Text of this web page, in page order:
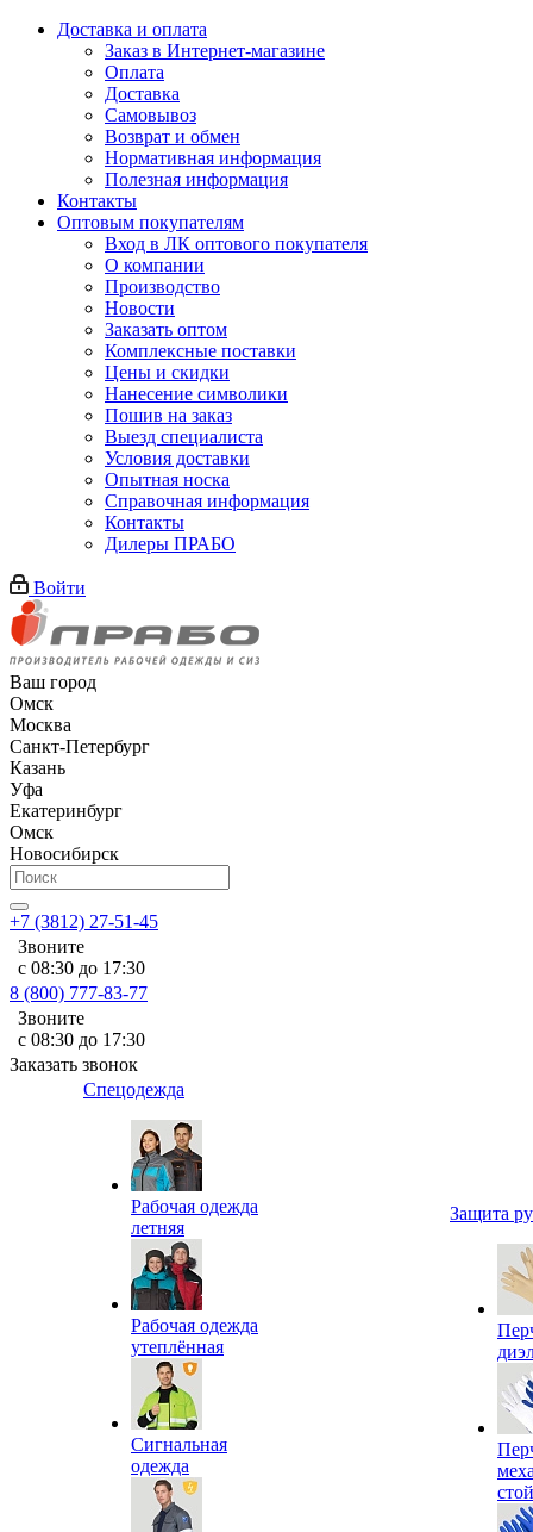
Доставка и оплата
Заказ в Интернет-магазине
Оплата
Доставка
Самовывоз
Возврат и обмен
Нормативная информация
Полезная информация
Контакты
Оптовым покупателям
Вход в ЛК оптового покупателя
О компании
Производство
Новости
Заказать оптом
Комплексные поставки
Цены и скидки
Нанесение символики
Пошив на заказ
Выезд специалиста
Условия доставки
Опытная носка
Справочная информация
Контакты
Дилеры ПРАБО
Войти
Ваш город
Омск
Москва
Санкт-Петербург
Казань
Уфа
Екатеринбург
Омск
Новосибирск
+7 (3812) 27-51-45
Звоните
с 08:30 до 17:30
8 (800) 777-83-77
Звоните
с 08:30 до 17:30
Заказать звонок
Спецодежда
Рабочая одежда
летняя
Рабочая одежда
утеплённая
Сигнальная
одежда
Защита